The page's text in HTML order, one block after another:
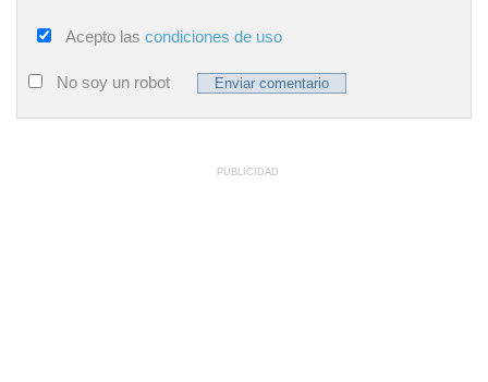
Acepto las condiciones de uso
No soy un robot
PUBLICIDAD